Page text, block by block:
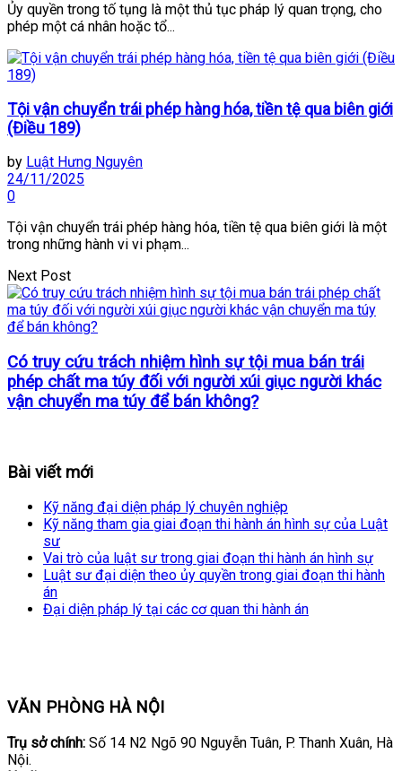
Ủy quyền trong tố tụng là một thủ tục pháp lý quan trọng, cho
phép một cá nhân hoặc tổ...
Tội vận chuyển trái phép hàng hóa, tiền tệ qua biên giới
(Điều 189)
by Luật Hưng Nguyên
24/11/2025
0
Tội vận chuyển trái phép hàng hóa, tiền tệ qua biên giới là một
trong những hành vi vi phạm...
Next Post
Có truy cứu trách nhiệm hình sự tội mua bán trái
phép chất ma túy đối với người xúi giục người khác
vận chuyển ma túy để bán không?
Bài viết mới
Kỹ năng đại diện pháp lý chuyên nghiệp
Kỹ năng tham gia giai đoạn thi hành án hình sự của Luật
sư
Vai trò của luật sư trong giai đoạn thi hành án hình sự
Luật sư đại diện theo ủy quyền trong giai đoạn thi hành
án
Đại diện pháp lý tại các cơ quan thi hành án
VĂN PHÒNG HÀ NỘI
Trụ sở chính: Số 14 N2 Ngõ 90 Nguyễn Tuân, P. Thanh Xuân, Hà
Nội.